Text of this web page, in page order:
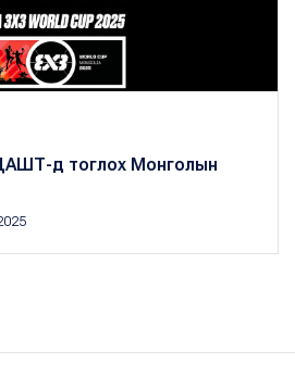
д тоглох Монголын